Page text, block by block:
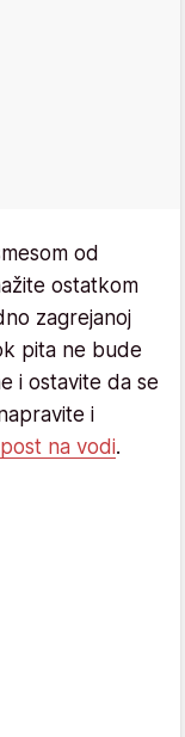
od
ostatkom
zagrejanoj
pita ne bude
i ostavite da se
i
na vodi.